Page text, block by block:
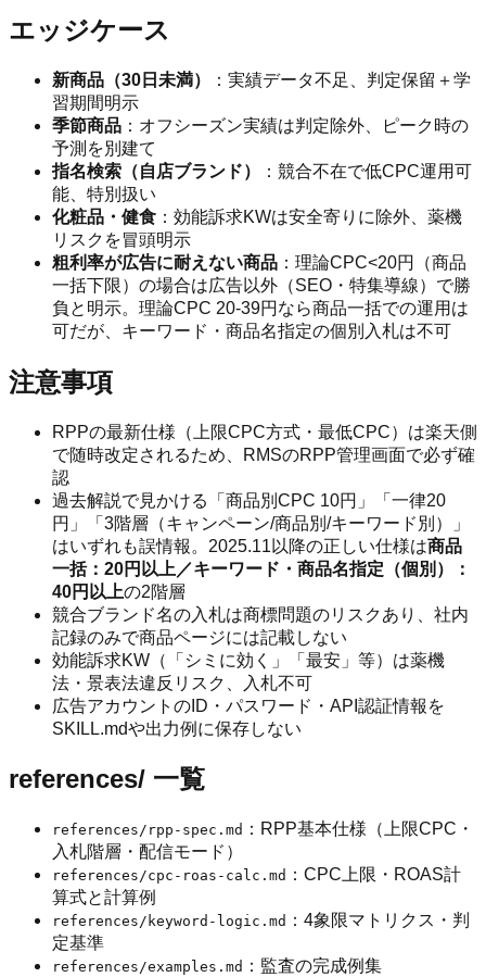
エッジケース
新商品（30日未満）
：実績データ不足、判定保留＋学
習期間明示
季節商品 ：オフシーズン実績は判定除外、ピーク時の
予測を別建て
指名検索（自店ブランド）
：競合不在で低CPC運用可
能、特別扱い
化粧品・健食 ：効能訴求KWは安全寄りに除外、薬機
リスクを冒頭明示
粗利率が広告に耐えない商品 ：理論CPC<20円（商品
一括下限）の場合は広告以外（SEO・特集導線）で勝
負と明示。理論CPC 20-39円なら商品一括での運用は
可だが、キーワード・商品名指定の個別入札は不可
注意事項
RPPの最新仕様（上限CPC方式・最低CPC）は楽天側
で随時改定されるため、RMSのRPP管理画面で必ず確
認
過去解説で見かける「商品別CPC 10円」「一律20
円」「3階層（キャンペーン/商品別/キーワード別）」
はいずれも誤情報。2025.11以降の正しい仕様は商品
一括：20円以上／キーワード・商品名指定（個別）：
40円以上の2階層
競合ブランド名の入札は商標問題のリスクあり、社内
記録のみで商品ページには記載しない
効能訴求KW（「シミに効く」「最安」等）は薬機
法・景表法違反リスク、入札不可
広告アカウントのID・パスワード・API認証情報を
SKILL.mdや出力例に保存しない
references/ 一覧
references/rpp-spec.md ：RPP基本仕様（上限CPC・
入札階層・配信モード）
references/cpc-roas-calc.md ：CPC上限・ROAS計
算式と計算例
references/keyword-logic.md ：4象限マトリクス・判
定基準
references/examples.md ：監査の完成例集